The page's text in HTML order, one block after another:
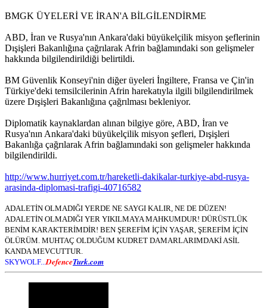
BMGK ÜYELERİ VE İRAN'A BİLGİLENDİRME
ABD, İran ve Rusya'nın Ankara'daki büyükelçilik misyon şeflerinin
Dışişleri Bakanlığına çağrılarak Afrin bağlamındaki son gelişmeler
hakkında bilgilendirildiği belirtildi.
BM Güvenlik Konseyi'nin diğer üyeleri İngiltere, Fransa ve Çin'in
Türkiye'deki temsilcilerinin Afrin harekatıyla ilgili bilgilendirilmek
üzere Dışişleri Bakanlığına çağrılması bekleniyor.
Diplomatik kaynaklardan alınan bilgiye göre, ABD, İran ve
Rusya'nın Ankara'daki büyükelçilik misyon şefleri, Dışişleri
Bakanlığa çağrılarak Afrin bağlamındaki son gelişmeler hakkında
bilgilendirildi.
http://www.hurriyet.com.tr/hareketli-dakikalar-turkiye-abd-rusya-
arasinda-diplomasi-trafigi-40716582
ADALETİN OLMADIĞI YERDE NE SAYGI KALIR, NE DE DÜZEN!
ADALETİN OLMADIĞI YER YIKILMAYA MAHKUMDUR! DÜRÜSTLÜK
BENİM KARAKTERİMDİR! BEN ŞEREFİM İÇİN YAŞAR, ŞEREFİM İÇİN
ÖLÜRÜM. MUHTAÇ OLDUĞUM KUDRET DAMARLARIMDAKİ ASİL
KANDA MEVCUTTUR.
SKYWOLF... DefenceTurk.com